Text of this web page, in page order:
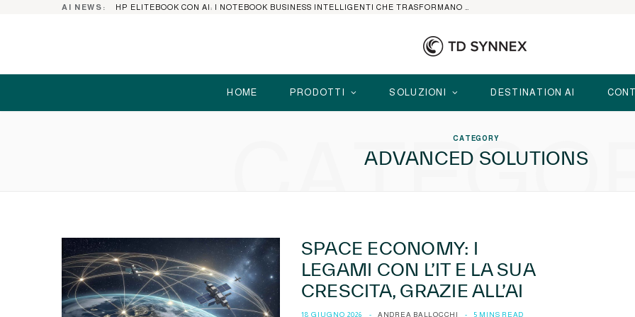
AI NEWS:
HOME PRODOTTI SOLUZIONI DESTINATION AI
CATEGORY
ADVANCED SOLUTIONS
SPACE ECONOMY: I
LEGAMI CON L’IT E LA SUA
CRESCITA, GRAZIE ALL’AI
18 GIUGNO 2026 ANDREA BALLOCCHI 5 MINS READ